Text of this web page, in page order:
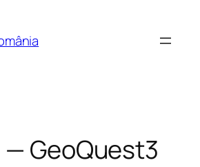
— GeoQuest3